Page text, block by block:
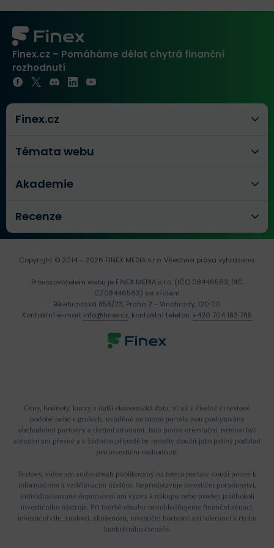
Finex.cz – Pomáháme dělat chytrá finanční
rozhodnutí
Finex.cz
Témata webu
Akademie
Recenze
Ceny, hodnoty, kurzy a další ekonomická data, ať už v číselné či textové
podobě nebo v grafech, uváděné na tomto portálu jsou poskytovány
obchodními partnery a třetími stranami. Jsou pouze orientační, nemusí být
aktuální ani přesné a v žádném případě by neměly sloužit jako jediný podklad
pro investiční rozhodnutí.
Textový, video ani audio obsah publikovaný na tomto portálu slouží pouze k
informačním a vzdělávacím účelům. Nepředstavuje investiční poradenství,
individualizované doporučení ani výzvu k nákupu nebo prodeji jakéhokoli
investičního nástroje. Při tvorbě obsahu nezohledňujeme finanční situaci,
investiční cíle, znalosti, zkušenosti, investiční horizont ani toleranci k riziku
konkrétního čtenáře.
Copyright © 2014 - 2026 FINEX MEDIA s.r.o.Všechna práva vyhrazena.
Provozovatelem webu je FINEX MEDIA s.r.o. (IČO 08446563, DIČ
CZ08446563) se sídlem
Bělehradská 858/23, Praha 2 - Vinohrady, 120 00
Kontaktní e-mail: info@finex.cz, kontaktní telefon: +420 704 183 785